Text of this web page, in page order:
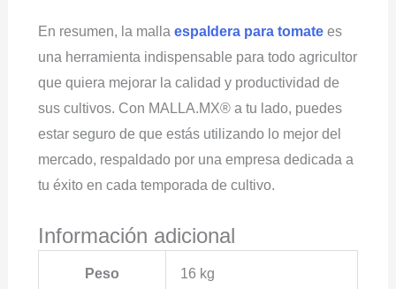
En resumen, la malla espaldera para tomatees
una herramienta indispensable para todo agricultor
que quiera mejorar la calidad y productividad de
sus cultivos. Con MALLA.MX® a tu lado, puedes
estar seguro de que estás utilizando lo mejor del
mercado, respaldado por una empresa dedicada a
tu éxito en cada temporada de cultivo.
Información adicional
Peso 16 kg